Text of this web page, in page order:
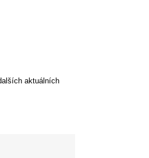
aktuálních